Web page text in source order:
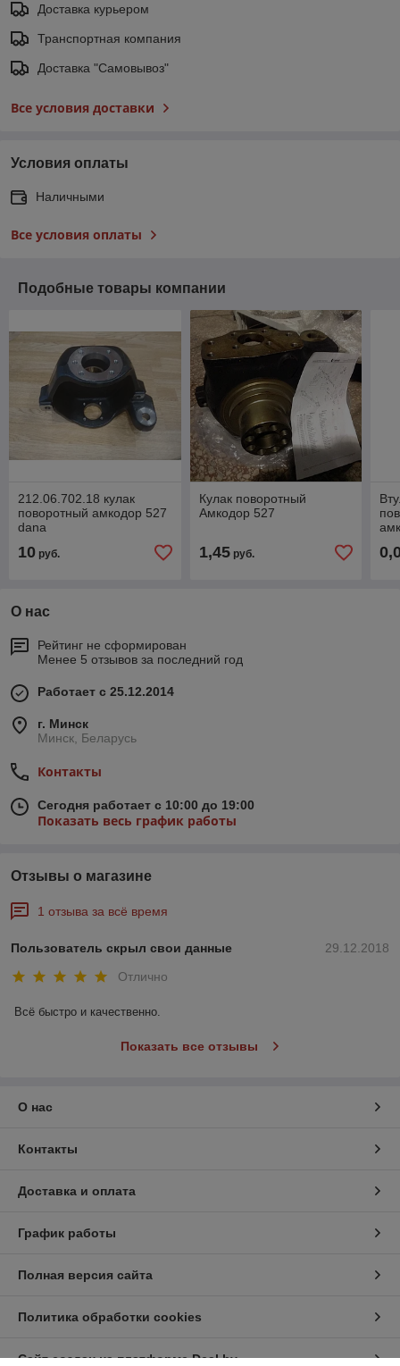
Доставка курьером
Транспортная компания
Доставка "Самовывоз"
Все условия доставки
Условия оплаты
Наличными
Все условия оплаты
Подобные товары компании
212.06.702.18 кулак
поворотный амкодор 527
dana
10 руб.
Кулак поворотный
Амкодор 527
1,45руб.
О нас
Рейтинг не сформирован
Менее 5 отзывов за последний год
Работает с 25.12.2014
г. Минск
Минск, Беларусь
Контакты
Сегодня работает с 10:00 до 19:00
Показать весь график работы
Отзывы о магазине
1 отзыва за всё время
29.12.2018
Пользователь скрыл свои данные
Отлично
Всё быстро и качественно.
Показать все отзывы
О нас
Контакты
Доставка и оплата
График работы
Полная версия сайта
Политика обработки cookies
Сайт создан на платформе Deal.by